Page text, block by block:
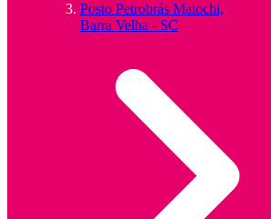
Posto Petrobrás Maiochi,
Barra Velha - SC